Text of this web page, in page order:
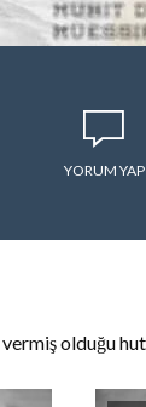
YORUM YAP
olduğu